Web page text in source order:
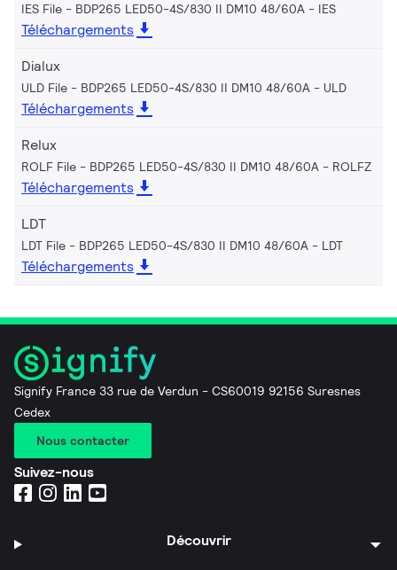
IES File - BDP265 LED50-4S/830 II DM10 48/60A IES
Téléchargements
Dialux
ULD File - BDP265 LED50-4S/830 II DM10 48/60A ULD
Téléchargements
Relux
ROLF File - BDP265 LED50-4S/830 II DM10 48/60A ROLFZ
Téléchargements
LDT
LDT File - BDP265 LED50-4S/830 II DM10 48/60A LDT
Téléchargements
Signify France 33 rue de Verdun - CS60019 92156 Suresnes
Cedex
Nous contacter
Suivez-nous
Découvrir